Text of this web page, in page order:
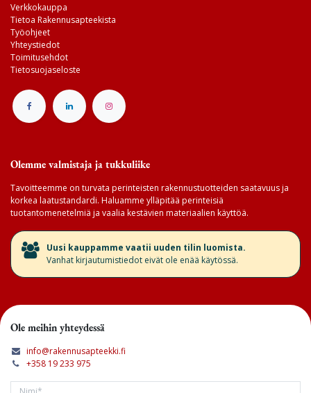
Verkkokauppa
Tietoa Rakennusapteekista
Työohjeet
Yhteystiedot
Toimitusehdot
Tietosuojaseloste
Olemme valmistaja ja tukkuliike
Tavoitteemme on turvata perinteisten rakennustuotteiden saatavuus ja
korkea laatustandardi. Haluamme ylläpitää perinteisiä
tuotantomenetelmiä ja vaalia kestävien materiaalien käyttöä.
​Uusi kauppamme vaatii uuden tilin luomista.
Vanhat kirjautumistiedot eivät ole enää käytössä.
Ole meihin yhteydessä
info@rakennusapteekki.fi
+358 19 233 975